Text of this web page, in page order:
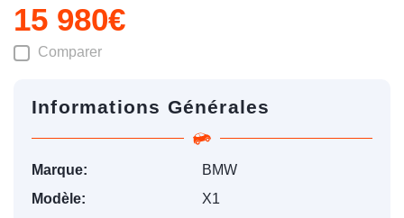
15 980€
Comparer
Informations Générales
Marque:
BMW
Modèle:
X1